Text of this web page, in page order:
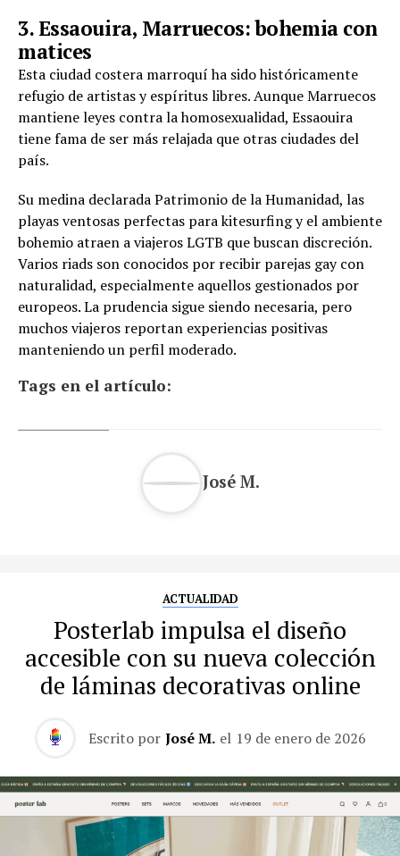
3. Essaouira, Marruecos: bohemia con
matices
Esta ciudad costera marroquí ha sido históricamente
refugio de artistas y espíritus libres. Aunque Marruecos
mantiene leyes contra la homosexualidad, Essaouira
tiene fama de ser más relajada que otras ciudades del
país.
Su medina declarada Patrimonio de la Humanidad, las
playas ventosas perfectas para kitesurfing y el ambiente
bohemio atraen a viajeros LGTB que buscan discreción.
Varios riads son conocidos por recibir parejas gay con
naturalidad, especialmente aquellos gestionados por
europeos. La prudencia sigue siendo necesaria, pero
muchos viajeros reportan experiencias positivas
manteniendo un perfil moderado.
Tags en el artículo:
José M.
ACTUALIDAD
Posterlab impulsa el diseño
accesible con su nueva colección
de láminas decorativas online
Escrito por José M. el 19 de enero de 2026